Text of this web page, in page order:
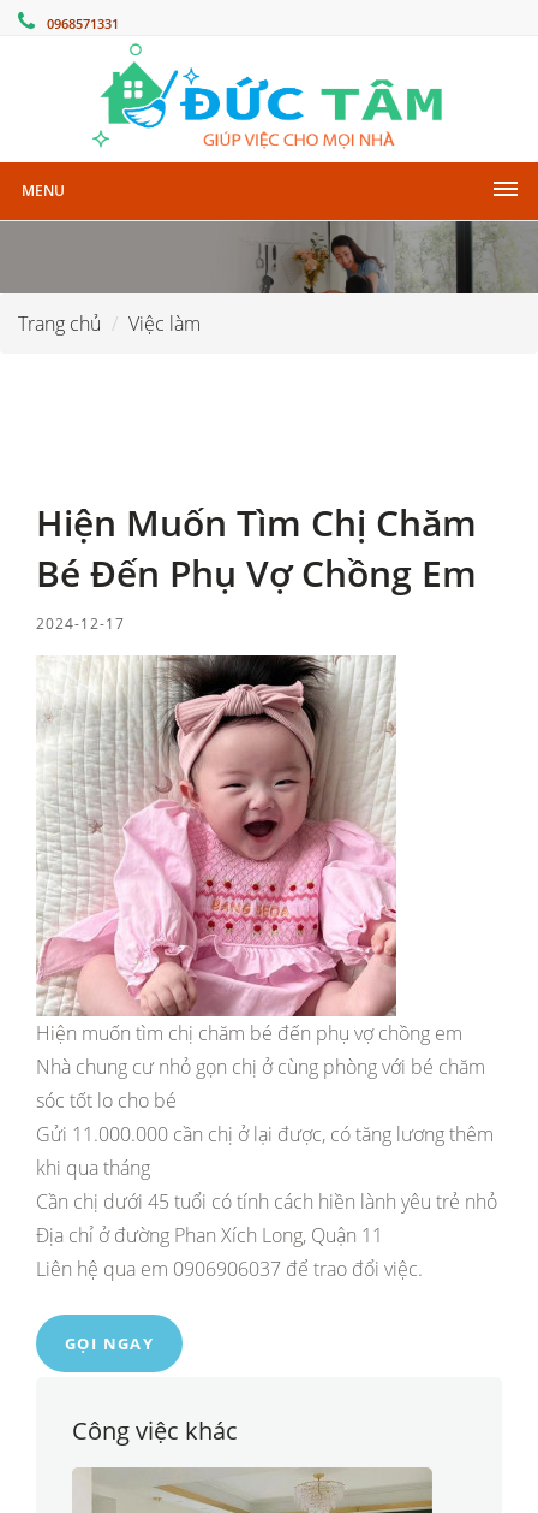
0968571331
MENU
Trang chủ Việc làm
Hiện Muốn Tìm Chị Chăm
Bé Đến Phụ Vợ Chồng Em
2024-12-17
Hiện muốn tìm chị chăm bé đến phụ vợ chồng em
Nhà chung cư nhỏ gọn chị ở cùng phòng với bé chăm
sóc tốt lo cho bé
Gửi 11.000.000 cần chị ở lại được, có tăng lương thêm
khi qua tháng
Cần chị dưới 45 tuổi có tính cách hiền lành yêu trẻ nhỏ
Địa chỉ ở đường Phan Xích Long, Quận 11
Liên hệ qua em 0906906037 để trao đổi việc.
GỌI NGAY
Công việc khác